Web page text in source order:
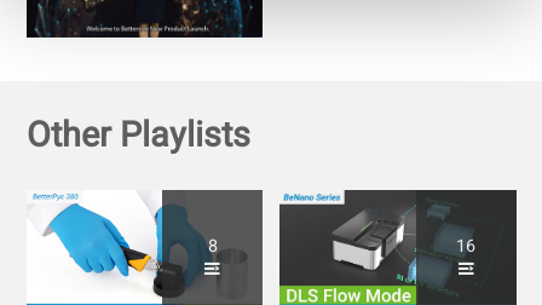
Other Playlists
8 16